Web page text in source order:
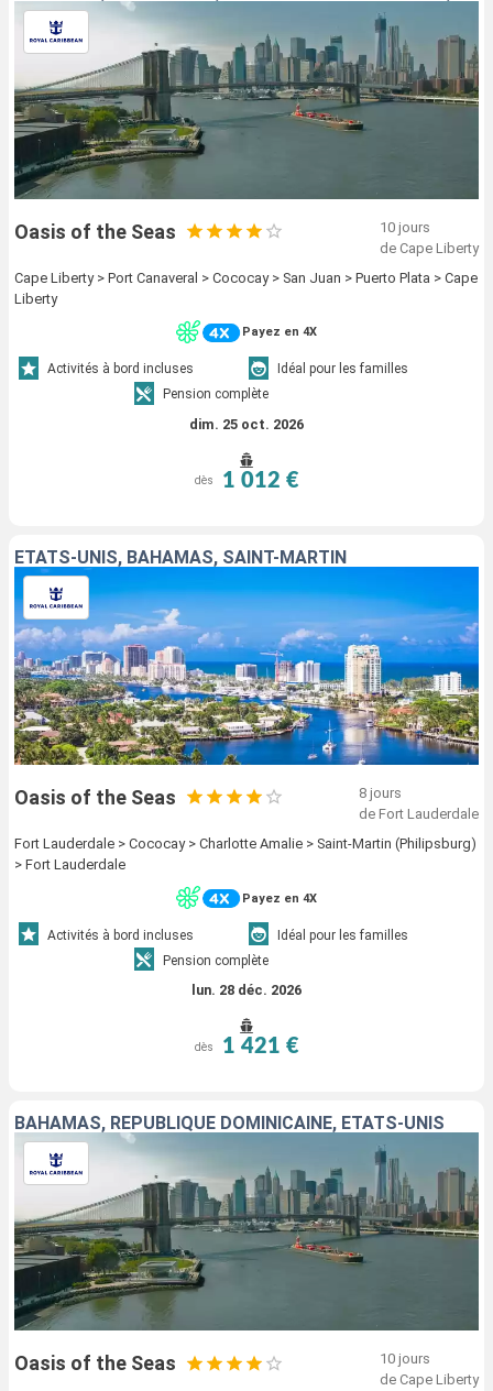
Oasis of the Seas
10 jours
de Cape Liberty
Cape Liberty > Port Canaveral > Cococay > San Juan > Puerto Plata > Cape
Liberty
Payez en 4X
Activités à bord incluses
Idéal pour les familles
Pension complète
dim. 25 oct. 2026
dès 1 012 €
ÉTATS-UNIS, BAHAMAS, SAINT-MARTIN
Oasis of the Seas
8 jours
de Fort Lauderdale
Fort Lauderdale > Cococay > Charlotte Amalie > Saint-Martin (Philipsburg)
> Fort Lauderdale
Payez en 4X
Activités à bord incluses
Idéal pour les familles
Pension complète
lun. 28 déc. 2026
dès 1 421 €
BAHAMAS, RÉPUBLIQUE DOMINICAINE, ÉTATS-UNIS
Oasis of the Seas
10 jours
de Cape Liberty